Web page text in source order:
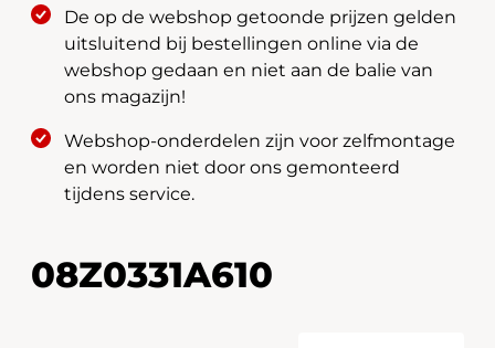
De op de webshop getoonde prijzen gelden
uitsluitend bij bestellingen online via de
webshop gedaan en niet aan de balie van
ons magazijn!
Webshop-onderdelen zijn voor zelfmontage
en worden niet door ons gemonteerd
tijdens service.
08Z0331A610